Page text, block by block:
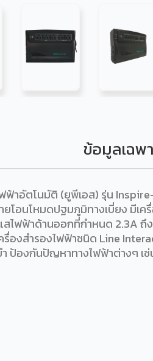
ข้อมูลเฉพ
ฟ้าอัตโนมัติ (ยูพีเอส) รุ่น
โอนโหมดปฐมภูมิทางเบี่ยง มีเค
สไฟฟ้าด้านออกที่กำหนด 2.3A
องสำรองไฟฟ้าชนิด Line
ำ ป้องกันปัญหาทางไฟฟ้าต่างๆ